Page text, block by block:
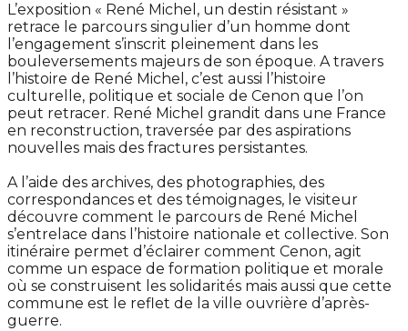
L’exposition « René Michel, un destin résistant »
retrace le parcours singulier d’un homme dont
l’engagement s’inscrit pleinement dans les
bouleversements majeurs de son époque. A travers
l’histoire de René Michel, c’est aussi l’histoire
culturelle, politique et sociale de Cenon que l’on
peut retracer. René Michel grandit dans une France
en reconstruction, traversée par des aspirations
nouvelles mais des fractures persistantes.
A l’aide des archives, des photographies, des
correspondances et des témoignages, le visiteur
découvre comment le parcours de René Michel
s’entrelace dans l’histoire nationale et collective. Son
itinéraire permet d’éclairer comment Cenon, agit
comme un espace de formation politique et morale
où se construisent les solidarités mais aussi que cette
commune est le reflet de la ville ouvrière d’après-
guerre.